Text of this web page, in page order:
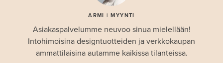
ARMI | MYYNTI
Asiakaspalvelumme neuvoo sinua mielellään!
Intohimoisina designtuotteiden ja verkkokaupan
ammattilaisina autamme kaikissa tilanteissa.